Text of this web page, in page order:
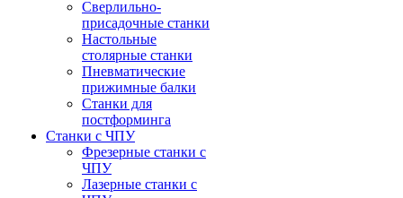
Сверлильно-
присадочные станки
Настольные
столярные станки
Пневматические
прижимные балки
Станки для
постформинга
Станки с ЧПУ
Фрезерные станки с
ЧПУ
Лазерные станки с